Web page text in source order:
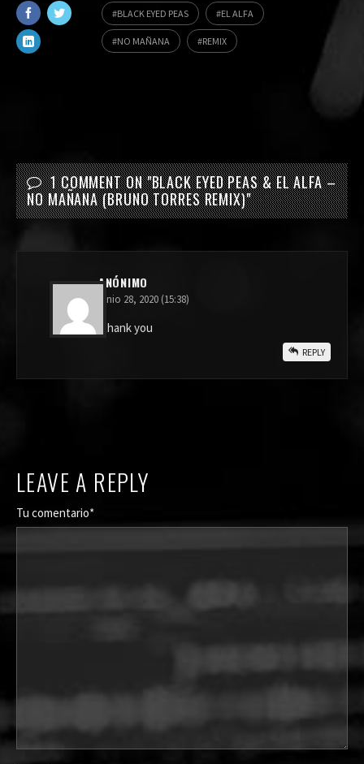
BLACK EYED PEAS EL ALFA
NO MAÑANA REMIX
1 COMMENT ON "BLACK EYED PEAS & EL ALFA –
NO MAÑANA (BRUNO TORRES REMIX)"
ANÓNIMO
junio 28, 2020 (15:38)
REPLY
thank you
LEAVE A REPLY
Tu comentario*